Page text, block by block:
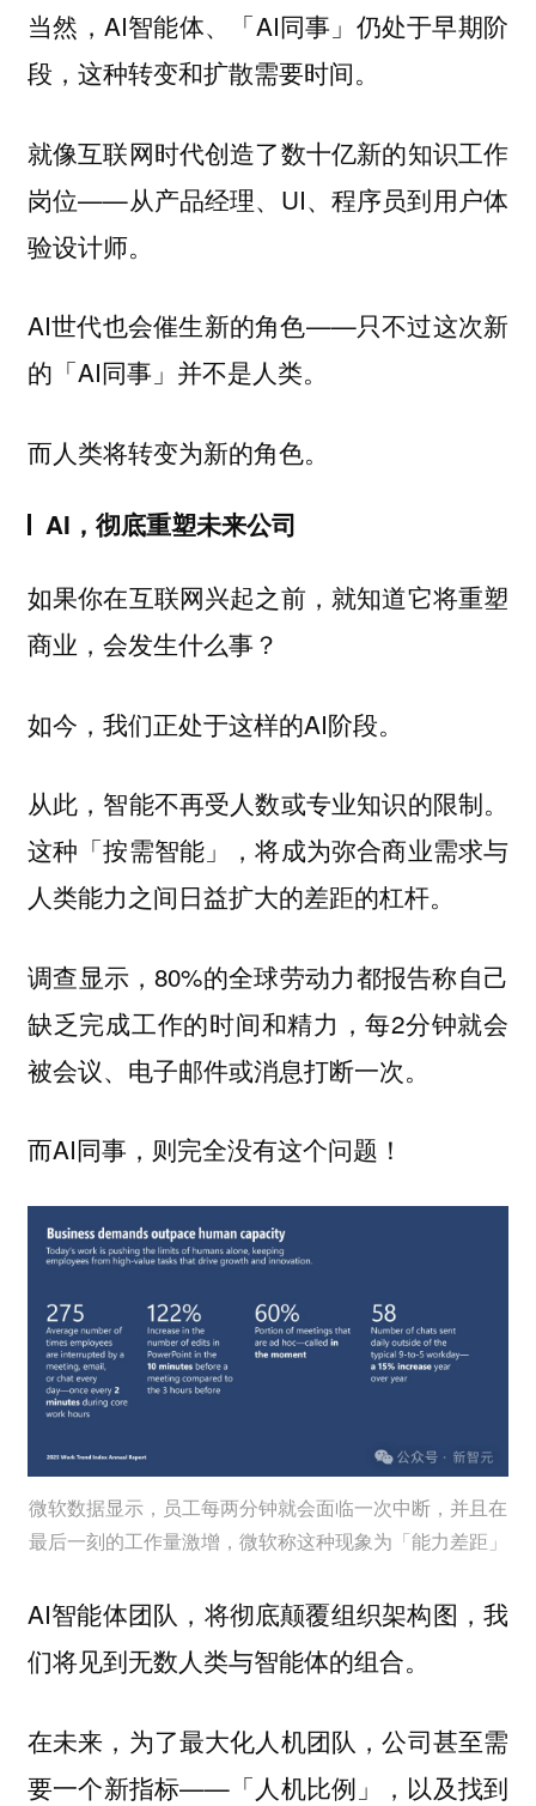
当然，AI智能体、「AI同事」仍处于早期阶
段，这种转变和扩散需要时间。
就像互联网时代创造了数十亿新的知识工作
岗位——从产品经理、UI、程序员到用户体
验设计师。
AI世代也会催生新的角色——只不过这次新
的「AI同事」并不是人类。
而人类将转变为新的角色。
AI，彻底重塑未来公司
如果你在互联网兴起之前，就知道它将重塑
商业，会发生什么事？
如今，我们正处于这样的AI阶段。
从此，智能不再受人数或专业知识的限制。
这种「按需智能」，将成为弥合商业需求与
人类能力之间日益扩大的差距的杠杆。
调查显示，80%的全球劳动力都报告称自己
缺乏完成工作的时间和精力，每2分钟就会
被会议、电子邮件或消息打断一次。
而AI同事，则完全没有这个问题！
微软数据显示，员工每两分钟就会面临一次中断，并且在
最后一刻的工作量激增，微软称这种现象为「能力差距」
AI智能体团队，将彻底颠覆组织架构图，我
们将见到无数人类与智能体的组合。
在未来，为了最大化人机团队，公司甚至需
要一个新指标——「人机比例」，以及找到